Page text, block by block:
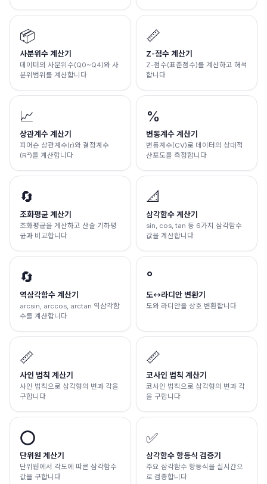
📦
사분위수 계산기
데이터의 사분위수(Q0~Q4)와 사
분위범위를 계산합니다
📏
Z-점수 계산기
Z-점수(표준점수)를 계산하고 해석
합니다
📈
상관계수 계산기
피어슨 상관계수(r)와 결정계수
(R²)를 계산합니다
%
변동계수 계산기
변동계수(CV)로 데이터의 상대적
산포도를 측정합니다
🔄
조화평균 계산기
조화평균을 계산하고 산술·기하평
균과 비교합니다
📐
삼각함수 계산기
sin, cos, tan 등 6가지 삼각함수
값을 계산합니다
🔄
역삼각함수 계산기
arcsin, arccos, arctan 역삼각함
수를 계산합니다
°
도↔라디안 변환기
도와 라디안을 상호 변환합니다
📏
사인 법칙 계산기
사인 법칙으로 삼각형의 변과 각을
구합니다
📏
코사인 법칙 계산기
코사인 법칙으로 삼각형의 변과 각
을 구합니다
⭕
단위원 계산기
단위원에서 각도에 따른 삼각함수
값을 구합니다
✅
삼각함수 항등식 검증기
주요 삼각함수 항등식을 실시간으
로 검증합니다